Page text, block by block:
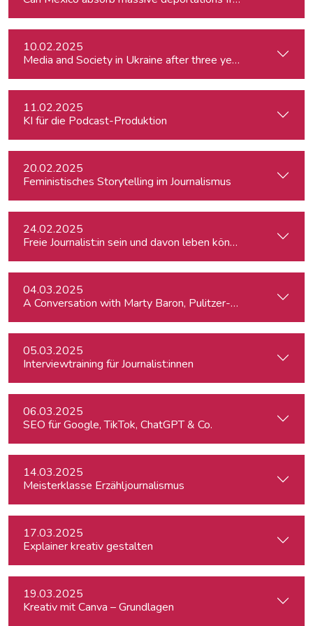
10.02.2025
Media and Society in Ukraine after three years of war.
11.02.2025
KI für die Podcast-Produktion
20.02.2025
Feministisches Storytelling im Journalismus
24.02.2025
Freie Journalist:in sein und davon leben können: So geht's
04.03.2025
A Conversation with Marty Baron, Pulitzer-winning US
05.03.2025
Interviewtraining für Journalist:innen
06.03.2025
SEO für Google, TikTok, ChatGPT & Co.
14.03.2025
Meisterklasse Erzähljournalismus
17.03.2025
Explainer kreativ gestalten
19.03.2025
Kreativ mit Canva – Grundlagen